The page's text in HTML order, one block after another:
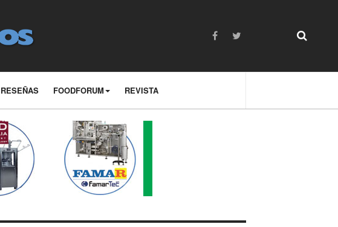
RESEÑAS FOODFORUM REVISTA